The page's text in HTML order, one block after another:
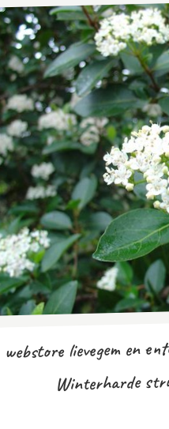
webstore lievegem en
Winterharde